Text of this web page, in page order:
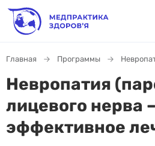
Главная Программы
Невропатия
лицевого нерва –
эффективное